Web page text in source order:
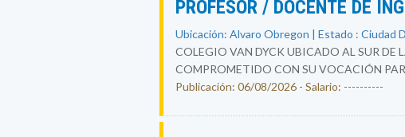
PROFESOR / DOCENTE DE
Ubicación: Alvaro Obregon | Estado : Ciudad
COLEGIO VAN DYCK UBICADO AL SUR DE
COMPROMETIDO CON SU VOCACIÓN
Publicación: 06/08/2026 - Salario: ----------